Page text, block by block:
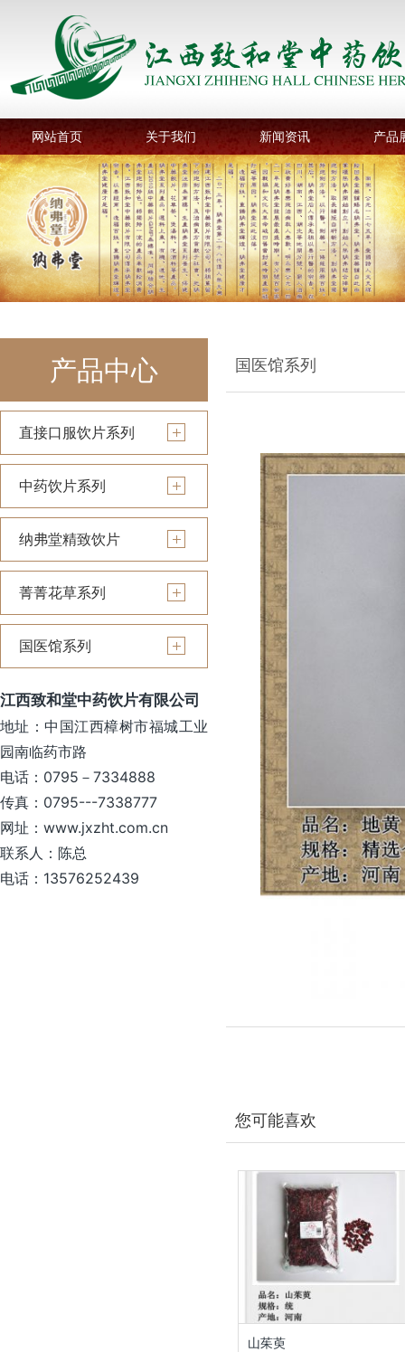
网站首页 关于我们 新闻资讯 产品
产品中心
直接口服饮片系列
中药饮片系列
纳弗堂精致饮片
菁菁花草系列
国医馆系列
江西致和堂中药饮片有限公司
地址：中国江西樟树市福城工业
园南临药市路
电话：0795－7334888
传真：0795---7338777
网址：www.jxzht.com.cn
联系人：陈总
电话：13576252439
国医馆系列
您可能喜欢
山茱萸